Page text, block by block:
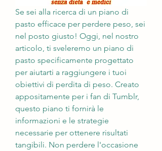
Se sei alla ricerca di un piano di
pasto efficace per perdere peso, sei
nel posto giusto! Oggi, nel nostro
articolo, ti sveleremo un piano di
pasto specificamente progettato
per aiutarti a raggiungere i tuoi
obiettivi di perdita di peso. Creato
appositamente per i fan di Tumblr,
questo piano ti fornirà le
informazioni e le strategie
necessarie per ottenere risultati
tangibili. Non perdere l'occasione